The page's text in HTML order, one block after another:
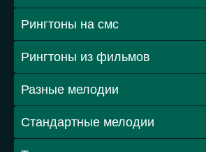
Рингтоны на смс
Рингтоны из фильмов
Разные мелодии
Стандартные мелодии